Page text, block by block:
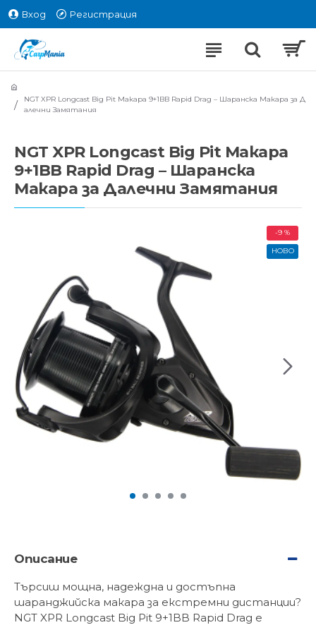
Вход Регистрация
NGT XPR Longcast Big Pit Макара 9+1BB Rapid Drag – Шаранска Макара за Д
алечни Замятания
NGT XPR Longcast Big Pit Макара
9+1BB Rapid Drag – Шаранска
Макара за Далечни Замятания
НОВО
-9 %
Описание
Търсиш мощна, надеждна и достъпна
шаранджийска макара за екстремни дистанции?
NGT XPR Longcast Big Pit 9+1BB Rapid Drag е